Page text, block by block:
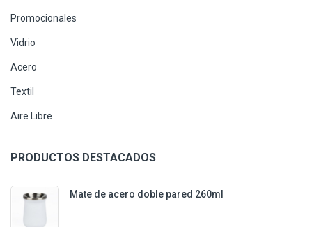
Promocionales
Vidrio
Acero
Textil
Aire Libre
PRODUCTOS DESTACADOS
Mate de acero doble pared 260ml